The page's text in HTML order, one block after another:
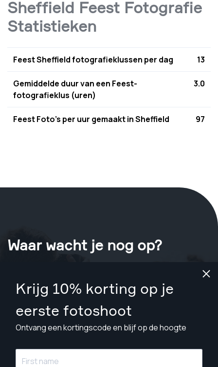
Krijg 10% korting op je
eerste fotoshoot
Ontvang een kortingscode en blijf op de hoogte
Sheffield Feest Fotografie
Statistieken
Feest Sheffield fotografieklussen per dag 13
Gemiddelde duur van een Feest-
fotografieklus (uren)
3.0
Feest Foto's per uur gemaakt in Sheffield 97
Waar wacht je nog op?